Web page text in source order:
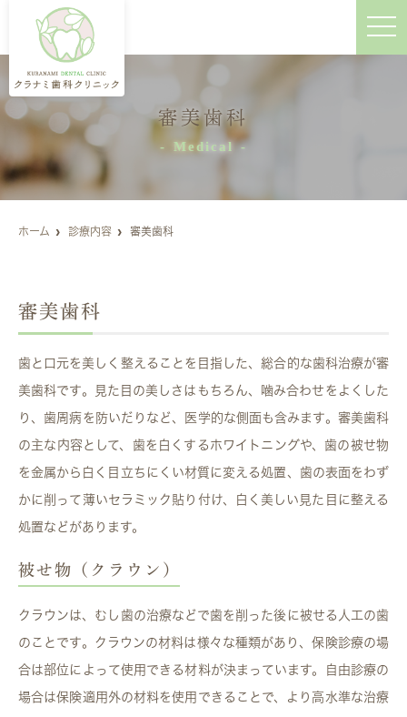
t
o
i
審美歯科
Medical
ホーム 診療内容 審美歯科
審美歯科
歯と口元を美しく整えることを目指した、総合的な歯科治療が審
美歯科です。見た目の美しさはもちろん、噛み合わせをよくした
り、歯周病を防いだりなど、医学的な側面も含みます。審美歯科
の主な内容として、歯を白くするホワイトニングや、歯の被せ物
を金属から白く目立ちにくい材質に変える処置、歯の表面をわず
かに削って薄いセラミック貼り付け、白く美しい見た目に整える
処置などがあります。
被せ物（クラウン）
クラウンは、むし歯の治療などで歯を削った後に被せる人工の歯
のことです。クラウンの材料は様々な種類があり、保険診療の場
合は部位によって使用できる材料が決まっています。自由診療の
場合は保険適用外の材料を使用できることで、より高水準な治療